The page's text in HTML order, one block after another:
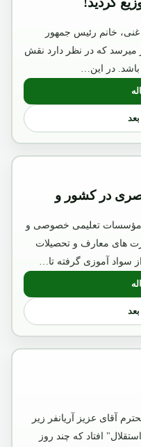
غنی، خانم رئیس جمهور
میرسد که در نظر دارد نقش
در این…
تقلبی و تبلیغاتی ملکه ثریا که
در کشور و
مؤسسات تعلیمی خصوصی و
های معارف و تحصیلات
سواد آموزی گرفته تا…
انکشاف معارف عصری در کشور
آقای عزیز آریانفر زیر
افتاد که چند روز